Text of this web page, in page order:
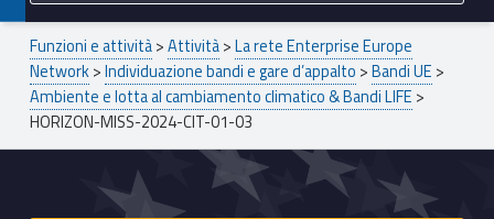
Breadcrumbs navigation
Funzioni e attività>Attività>La rete Enterprise Europe
Network>Individuazione bandi e gare d’appalto >Bandi UE >
Ambiente e lotta al cambiamento climatico & Bandi LIFE >
HORIZON-MISS-2024-CIT-01-03